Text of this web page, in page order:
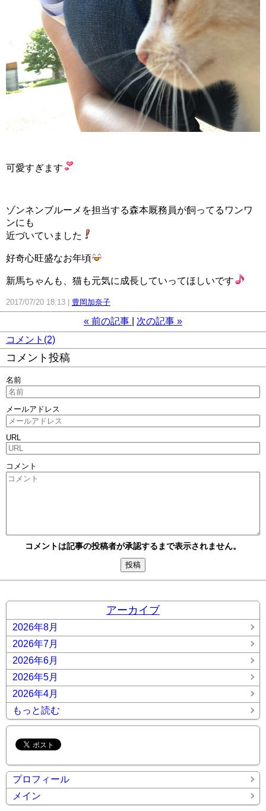
可愛すぎます
ゾンネンブルーメを担当する森本厩務員が飼ってるワンワ
ンにも
近づいていました
好奇心旺盛なお年頃
新馬ちゃんも、猫も元気に成長していってほしいです
2017/07/20 18:13 豊岡加奈子
« 前の記事 次の記事 »
コメント(2)
コメント投稿
名前
メールアドレス
URL
コメント
コメントは記事の投稿者が承認するまで表示されません。
アーカイブ
2026年8月
2026年7月
2026年6月
2026年5月
2026年4月
もっと読む
プロフィール
メイン